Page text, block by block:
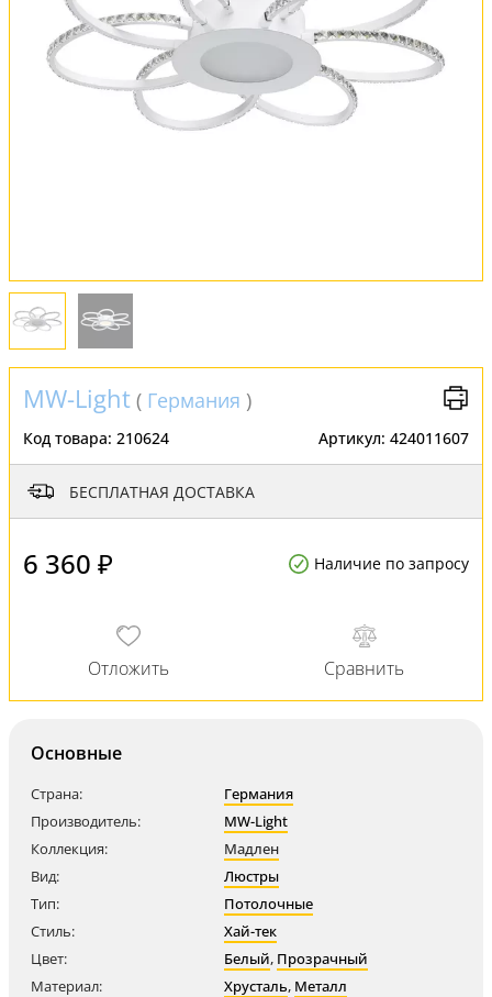
Обмен и возврат
Установка
MW-Light ( Германия )
Код товара: 210624 Артикул: 424011607
БЕСПЛАТНАЯ ДОСТАВКА
6 360 ₽ Наличие по запросу
Основные
Страна:
Германия
Производитель:
MW-Light
Коллекция:
Мадлен
Вид:
Люстры
Тип:
Потолочные
Стиль:
Хай-тек
Цвет:
Белый, Прозрачный
Материал:
Хрусталь, Металл